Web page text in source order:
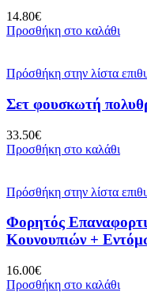
14.80€
Προσθήκη στο καλάθι
Πρόσθήκη στην λίστα
Σετ φουσκωτή
33.50€
Προσθήκη στο καλάθι
Πρόσθήκη στην λίστα
Φορητός
Κουνουπιών +
16.00€
Προσθήκη στο καλάθι